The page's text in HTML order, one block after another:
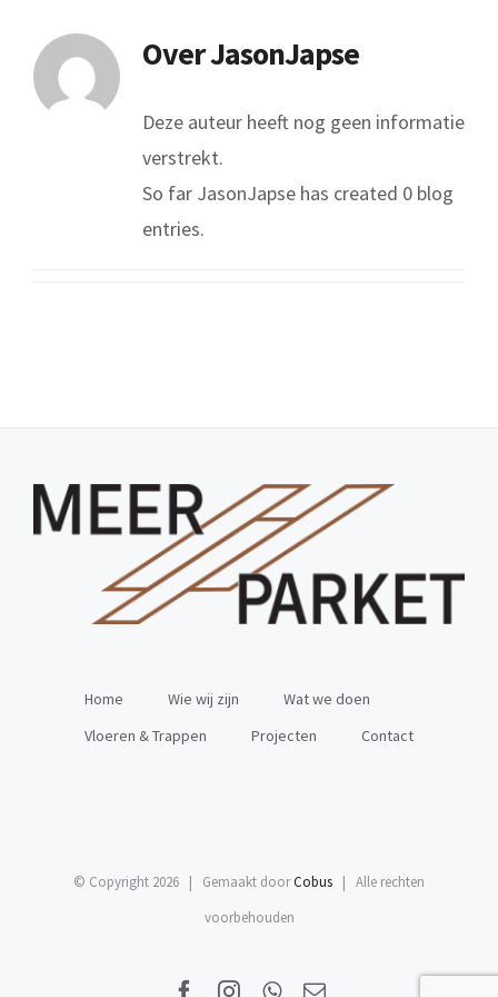
OverJasonJapse
Deze auteur heeft nog geen informatie
verstrekt.
So far JasonJapse has created 0 blog
entries.
Home Wie wij zijn
Wat we doen
Vloeren & Trappen
Projecten Contact
© Copyright 2026 | Gemaakt doorCobus | Alle rechten
voorbehouden
Facebook
Instagram
WhatsApp
E-